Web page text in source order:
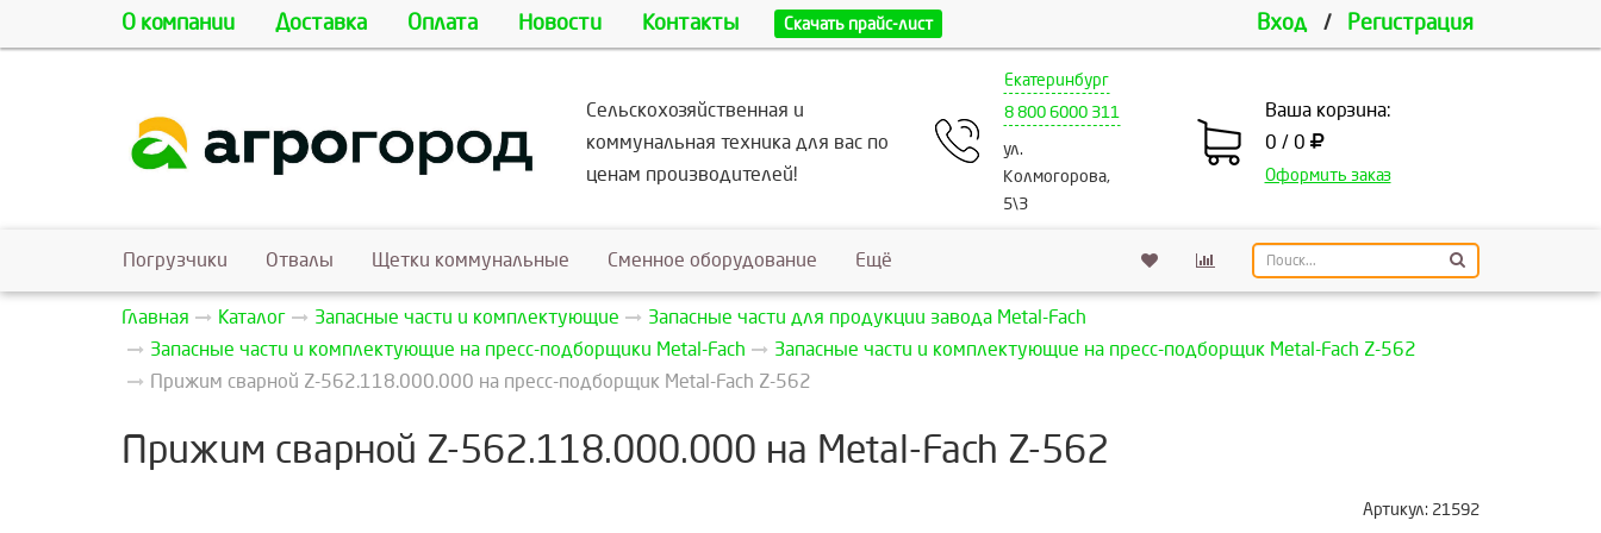
О компании Доставка Оплата Новости Контакты Скачать прайс-лист Вход / Регистрация
Сельскохозяйственная и
коммунальная техника для вас по
ценам производителей!
Екатеринбург
8 800 6000 311
ул.
Колмогорова,
5\3
Ваша корзина:
0 / 0
Оформить заказ
Погрузчики Отвалы Щетки коммунальные Сменное оборудование Ещё
Главная Каталог Запасные части и комплектующие
Запасные части для продукции завода Metal-Fach
Запасные части и комплектующие на пресс-подборщики Metal-Fach
Запасные части и комплектующие на пресс-подборщик Metal-Fach Z-562
Прижим сварной Z-562.118.000.000 на пресс-подборщик Metal-Fach Z-562
Прижим сварной Z-562.118.000.000 на Metal-Fach Z-562
Артикул: 21592